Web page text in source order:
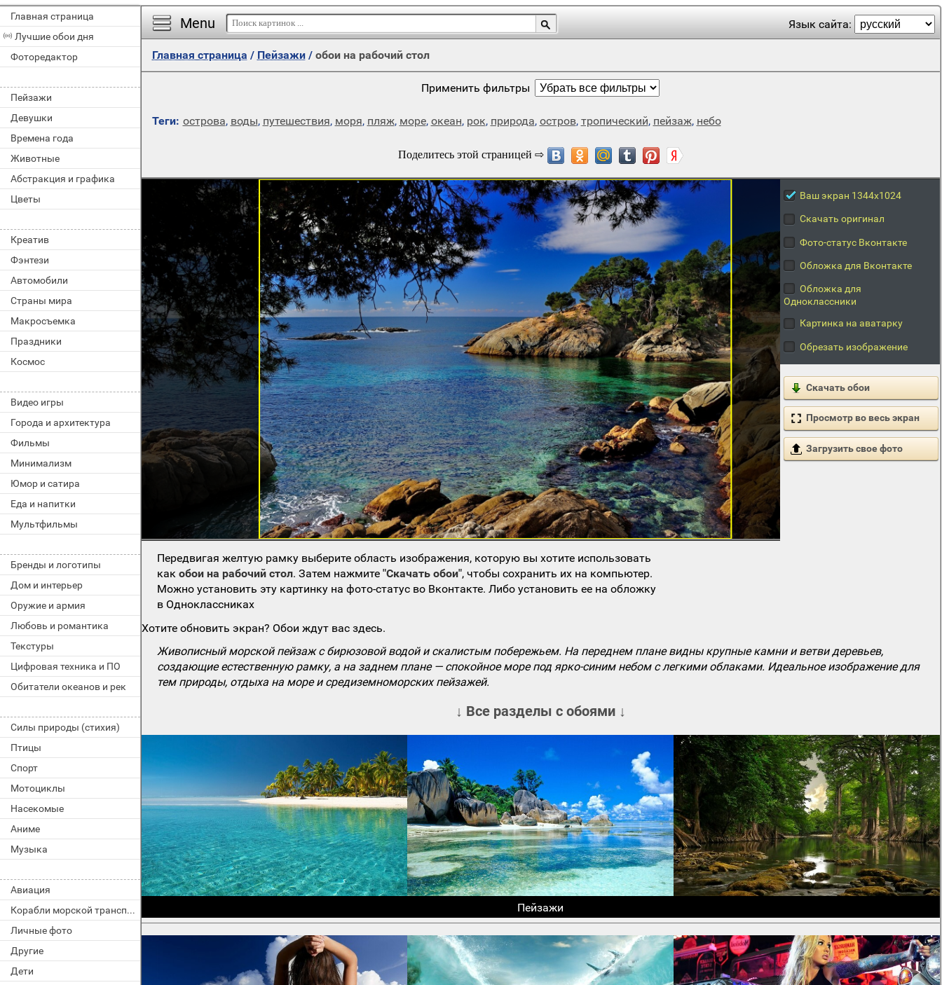
Главная страница
Лучшие обои дня
Фоторедактор
Пейзажи
Девушки
Времена года
Животные
Абстракция и графика
Цветы
Креатив
Фэнтези
Автомобили
Страны мира
Макросъемка
Праздники
Космос
Видео игры
Города и архитектура
Фильмы
Минимализм
Юмор и сатира
Еда и напитки
Мультфильмы
Бренды и логотипы
Дом и интерьер
Оружие и армия
Любовь и романтика
Текстуры
Цифровая техника и ПО
Обитатели океанов и рек
Силы природы (стихия)
Птицы
Спорт
Мотоциклы
Насекомые
Аниме
Музыка
Авиация
Корабли морской транспорт
Личные фото
Другие
Дети
Menu Язык сайта:
Главная страница / Пейзажи/ обои на рабочий стол
Применить фильтры
Теги: острова, воды, путешествия, моря, пляж, море, океан, рок, природа, остров, тропический, пейзаж, небо
Ваш экран 1344x1024
Скачать оригинал
Фото-статус Вконтакте
Обложка для Вконтакте
Обложка для
Одноклассники
Картинка на аватарку
Обрезать изображение
Скачать обои
Просмотр во весь экран
Загрузить свое фото
Передвигая желтую рамку выберите область изображения, которую вы хотите использовать
какобои на рабочий стол. Затем нажмите"Скачать обои", чтобы сохранить их на компьютер.
Можно установить эту картинку на фото-статус во Вконтакте. Либо установить ее на обложку
в Одноклассниках
Хотите обновить экран? Обои ждут вас здесь.
Живописный морской пейзаж с бирюзовой водой и скалистым побережьем. На переднем плане видны крупные камни и ветви деревьев,
создающие естественную рамку, а на заднем плане — спокойное море под ярко-синим небом с легкими облаками. Идеальное изображение для
тем природы, отдыха на море и средиземноморских пейзажей.
↓ Все разделы с обоями ↓
Пейзажи